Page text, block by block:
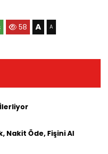
58 A A
Nakit Öde, Fişini Al